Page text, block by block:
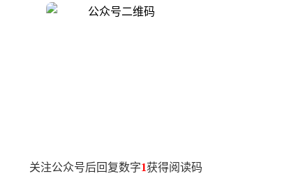
大电池，另一款则为6100mAh。业内分析认为，高
富畅享系列的产品线，满足不同用户群体的需求。
能并非顶级，但足以保障日常使用流畅度。对于非游
，其起步价为1699元，此次新机预计将延续这一区间
系统稳定性的长辈用户；二是户外工作者或需要备
系列主打影像旗舰，nova系列聚焦年轻群体，而
关注公众号后回复数字1获得阅读码